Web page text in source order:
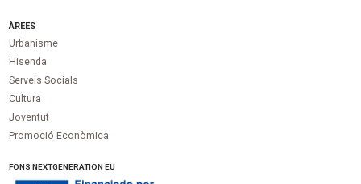
ÀREES
Urbanisme
Hisenda
Serveis Socials
Cultura
Joventut
Promoció Econòmica
FONS NEXTGENERATION EU